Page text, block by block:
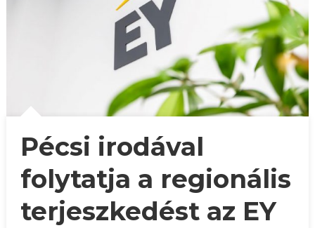
Pécsi irodával
folytatja a regionális
terjeszkedést az EY